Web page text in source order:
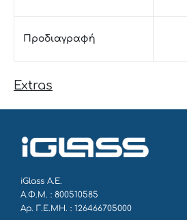
Προδιαγραφή
Extras
iGlass Α.Ε.
Α.Φ.Μ. : 800510585
Αρ. Γ.Ε.ΜΗ. : 126466705000